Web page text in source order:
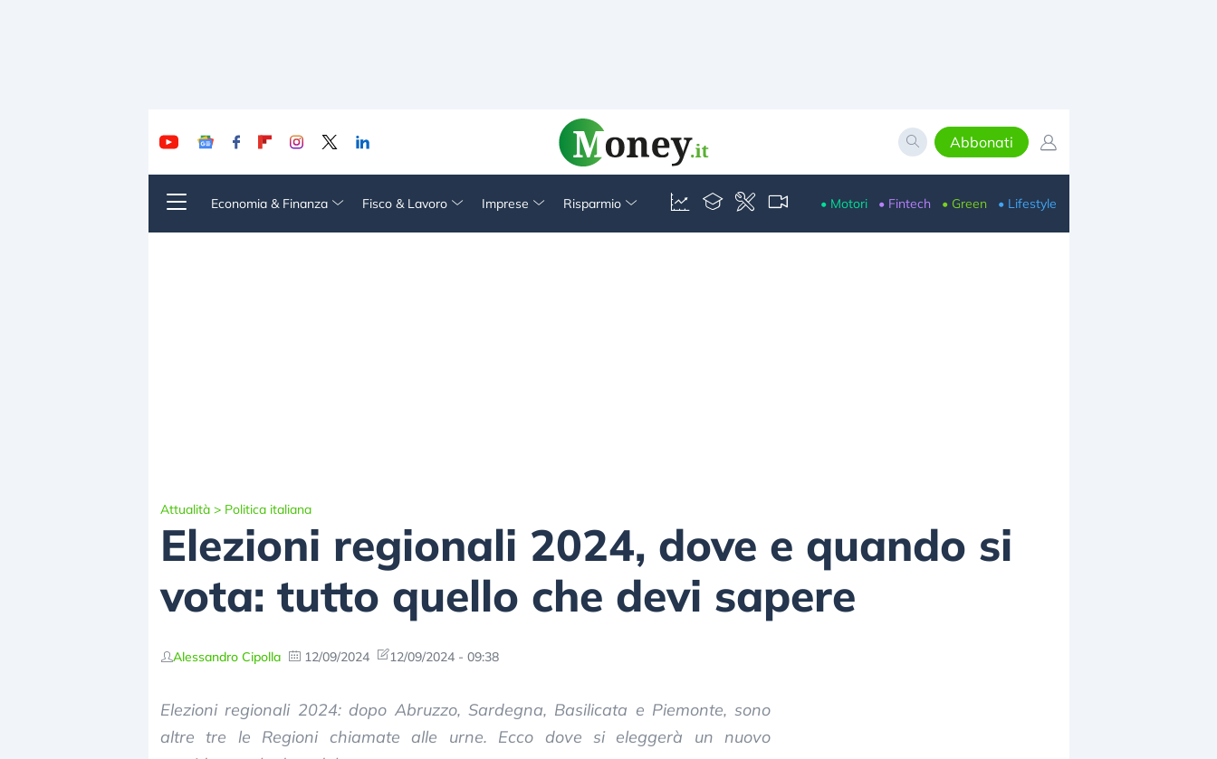
Abbonati
Economia & Finanza Fisco & Lavoro Imprese Risparmio • Motori • Fintech • Green • Lifestyle
Attualità > Politica italiana
Elezioni regionali 2024, dove e quando si
vota: tutto quello che devi sapere
Alessandro Cipolla 12/09/2024 12/09/2024 - 09:38
Elezioni regionali 2024: dopo Abruzzo, Sardegna, Basilicata e Piemonte, sono
altre tre le Regioni chiamate alle urne. Ecco dove si eleggerà un nuovo